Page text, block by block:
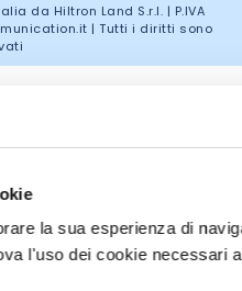
la sua esperienza di
l'uso dei cookie necessari
da Hiltron Land S.r.l. | P.IVA
| Tutti i diritti sono